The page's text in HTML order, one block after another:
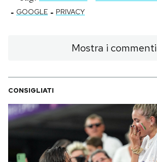
- GOOGLE - PRIVACY
Mostra i commenti
CONSIGLIATI